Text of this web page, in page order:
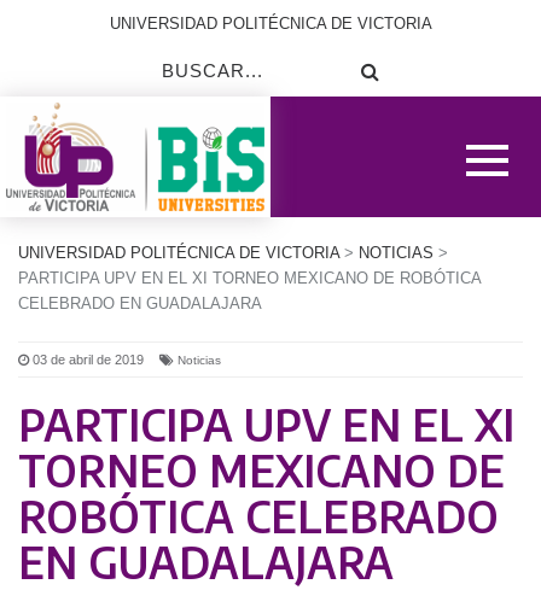
UNIVERSIDAD POLITÉCNICA DE VICTORIA
UNIVERSIDAD POLITÉCNICA DE VICTORIA> NOTICIAS >
PARTICIPA UPV EN EL XI TORNEO MEXICANO DE ROBÓTICA
CELEBRADO EN GUADALAJARA
03 de abril de 2019 Noticias
PARTICIPA UPV EN EL XI
TORNEO MEXICANO DE
ROBÓTICA CELEBRADO
EN GUADALAJARA